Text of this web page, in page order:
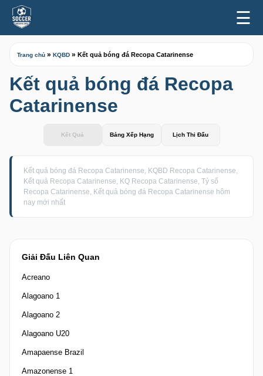
☰
Giải Đấu Liên Quan
Acreano
Alagoano 1
Alagoano 2
Alagoano U20
Amapaense Brazil
Amazonense 1
Trang chủ » KQBD » Kết quả bóng đá Recopa Catarinense
Kết quả bóng đá Recopa
Catarinense
Kết Quả Bảng Xếp Hạng Lịch Thi Đấu
Kết quả bóng đá Recopa Catarinense, KQBD Recopa Catarinense,
Kết quả Recopa Catarinense, KQ Recopa Catarinense, Tỷ số
Recopa Catarinense, Kết quả bóng đá Recopa Catarinense hôm
nay mới nhất